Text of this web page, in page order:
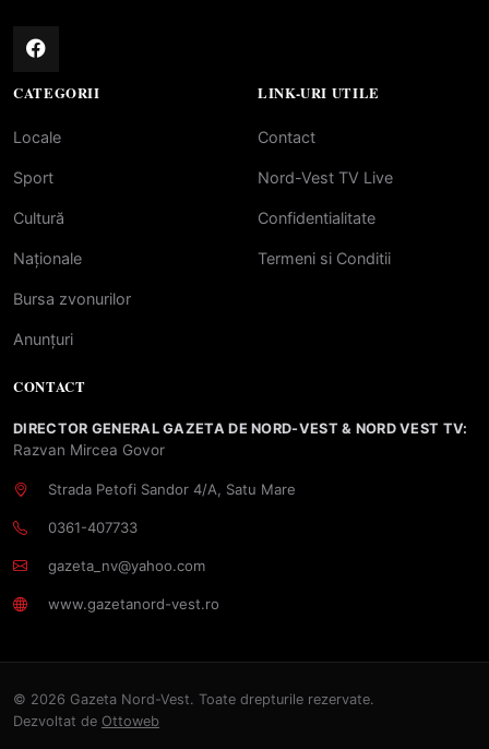
CATEGORII
Locale
Sport
Cultură
Naționale
Bursa zvonurilor
Anunțuri
LINK-URI UTILE
Contact
Nord-Vest TV Live
Confidentialitate
Termeni si Conditii
CONTACT
DIRECTOR GENERAL GAZETA DE NORD-VEST & NORD VEST TV:
Razvan Mircea Govor
Strada Petofi Sandor 4/A, Satu Mare
0361-407733
gazeta_nv@yahoo.com
www.gazetanord-vest.ro
© 2026 Gazeta Nord-Vest. Toate drepturile rezervate.
Dezvoltat de Ottoweb